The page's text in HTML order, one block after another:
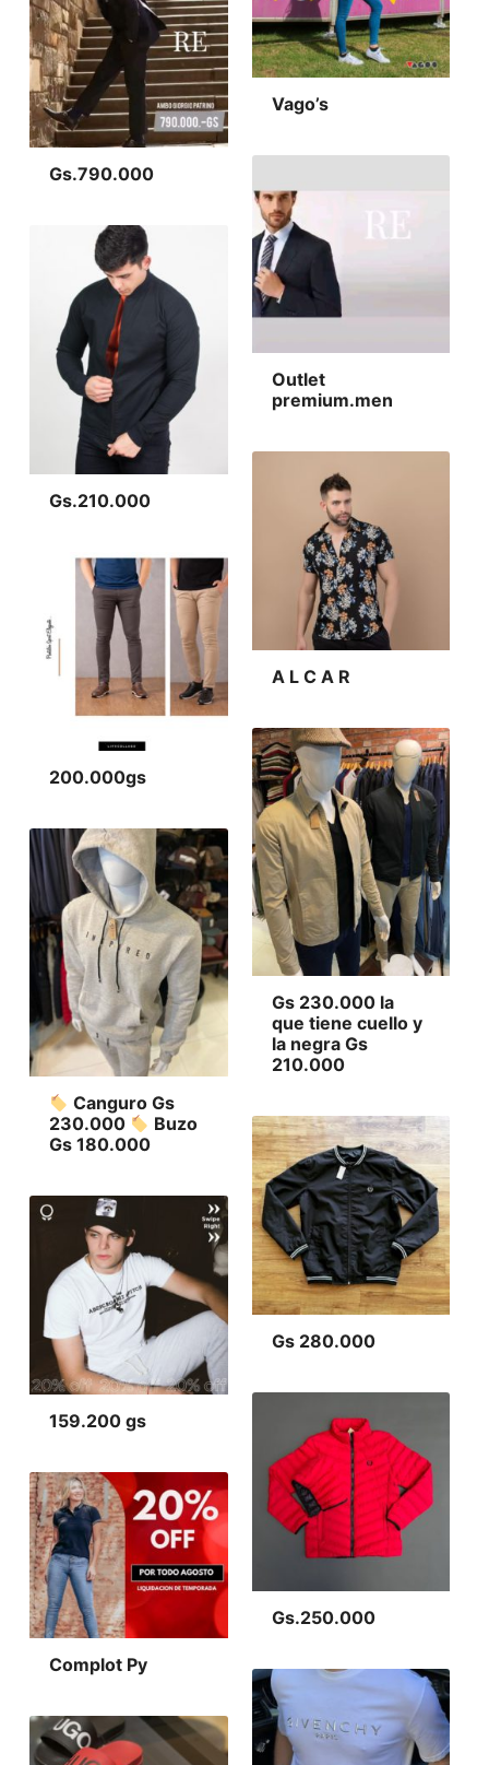
Vago’s
Gs.790.000
Outlet
premium.men
Gs.210.000
A L C A R
200.000gs
Gs 230.000 la
que tiene cuello y
la negra Gs
210.000
Canguro Gs
230.000
Buzo
Gs 180.000
Gs 280.000
159.200 gs
Gs.250.000
Complot Py